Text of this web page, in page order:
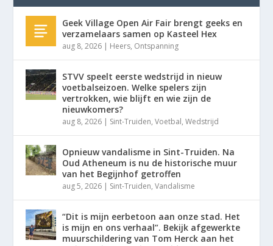
Geek Village Open Air Fair brengt geeks en
verzamelaars samen op Kasteel Hex
aug 8, 2026 | Heers, Ontspanning
STVV speelt eerste wedstrijd in nieuw
voetbalseizoen. Welke spelers zijn
vertrokken, wie blijft en wie zijn de
nieuwkomers?
aug 8, 2026 | Sint-Truiden,Voetbal,Wedstrijd
Opnieuw vandalisme in Sint-Truiden. Na
Oud Atheneum is nu de historische muur
van het Begijnhof getroffen
aug 5, 2026 | Sint-Truiden,Vandalisme
“Dit is mijn eerbetoon aan onze stad. Het
is mijn en ons verhaal”. Bekijk afgewerkte
muurschildering van Tom Herck aan het